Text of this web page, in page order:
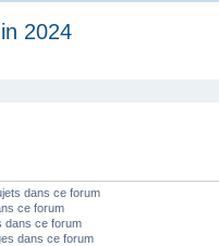
2024
dans ce forum
ce forum
dans ce forum
dans ce forum